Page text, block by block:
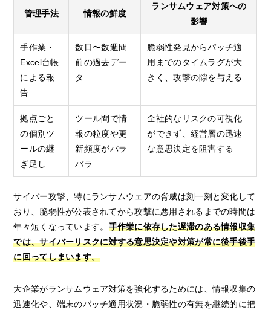
管理手法 情報の鮮度
ランサムウェア対策への
影響
手作業・
Excel台帳
による報
告
数日〜数週間
前の過去デー
タ
脆弱性発見からパッチ適
用までのタイムラグが大
きく、攻撃の隙を与える
拠点ごと
の個別ツ
ールの継
ぎ足し
ツール間で情
報の粒度や更
新頻度がバラ
バラ
全社的なリスクの可視化
ができず、経営層の迅速
な意思決定を阻害する
サイバー攻撃、特にランサムウェアの脅威は刻一刻と変化して
おり、脆弱性が公表されてから攻撃に悪用されるまでの時間は
年々短くなっています。 手作業に依存した遅滞のある情報収集
では、サイバーリスクに対する意思決定や対策が常に後手後手
に回ってしまいます。
大企業がランサムウェア対策を強化するためには、情報収集の
迅速化や、端末のパッチ適用状況・脆弱性の有無を継続的に把